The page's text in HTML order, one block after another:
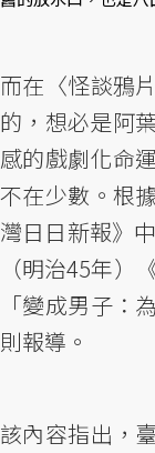
而在〈怪談鴉
的，想必是阿
感的戲劇化命
不在少數。根
灣日日新報》
（明治45年
「變成男子：
則報導。
該內容指出，